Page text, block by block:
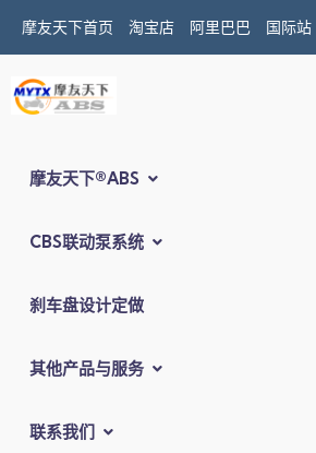
摩友天下首页 淘宝店 阿里巴巴 国际站
摩友天下®ABS
CBS联动泵系统
刹车盘设计定做
其他产品与服务
联系我们